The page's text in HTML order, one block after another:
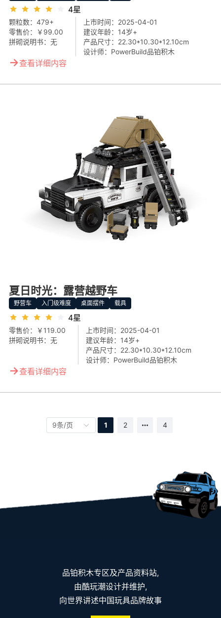
4星
颗粒数： 479+
零售价：
￥99.00
拼砌说明书： 无
上市时间： 2025-04-01
建议年龄： 14岁+
产品尺寸： 22.30*10.30*12.10cm
设计师： PowerBuild品铂积木
→查看详细内容
夏日时光：露营越野车
野营车 入门级难度 桌面摆件 载具
4星
零售价：
￥119.00
拼砌说明书： 无
上市时间： 2025-04-01
建议年龄： 14岁+
产品尺寸： 22.30*10.30*12.10cm
设计师： PowerBuild品铂积木
→查看详细内容
9条/页 1 2 4
品铂积木专区及产品资料站,
由酷玩潮设计并维护,
向世界讲述中国玩具品牌故事